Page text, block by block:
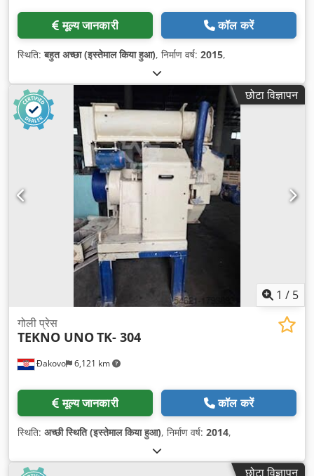
मूल्य जानकारी कॉल करें
स्थिति:बहुत अच्छा (इस्तेमाल किया हुआ), निर्माण वर्ष: 2015,
छोटा विज्ञापन
1 / 5
Đakovo 6,121 km
गोली प्रेस
TEKNO UNOTK- 304
मूल्य जानकारी कॉल करें
स्थिति: अच्छी स्थिति (इस्तेमाल किया हुआ), निर्माण वर्ष: 2014,
छोटा विज्ञापन